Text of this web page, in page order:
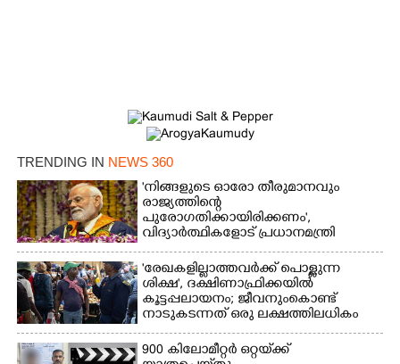
TRENDING IN NEWS 360
'നിങ്ങളുടെ ഓരോ തീരുമാനവും
രാജ്യത്തിന്റെ
പുരോഗതിക്കായിരിക്കണം',​
വിദ്യാർത്ഥികളോട് പ്രധാനമന്ത്രി
'രേഖകളില്ലാത്തവർക്ക് പൊള്ളുന്ന
ശിക്ഷ', ദക്ഷിണാഫ്രിക്കയിൽ
കൂട്ടപ്പലായനം; ജീവനുംകൊണ്ട്
നാടുകടന്നത് ഒരു ലക്ഷത്തിലധികം
പേർ
900 കിലോമീറ്റർ ഒറ്റയ്‌ക്ക്